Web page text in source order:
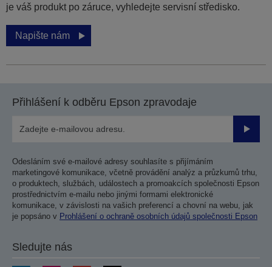
je váš produkt po záruce, vyhledejte servisní středisko.
Napište nám
Přihlášení k odběru Epson zpravodaje
Odesláním své e-mailové adresy souhlasíte s přijímáním
marketingové komunikace, včetně provádění analýz a průzkumů trhu,
o produktech, službách, událostech a promoakcích společnosti Epson
prostřednictvím e-mailu nebo jinými formami elektronické
komunikace, v závislosti na vašich preferencí a chovní na webu, jak
je popsáno v Prohlášení o ochraně osobních údajů společnosti Epson
Sledujte nás